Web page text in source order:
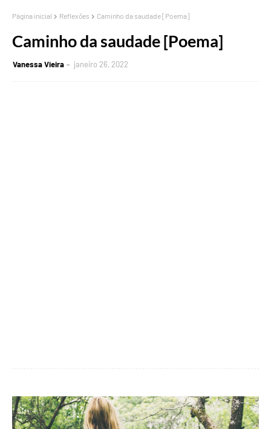
Página inicial Reflexões Caminho da saudade [Poema]
Caminho da saudade [Poema]
Vanessa Vieira janeiro 26, 2022